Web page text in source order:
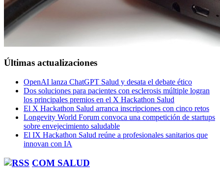
Últimas actualizaciones
OpenAI lanza ChatGPT Salud y desata el debate ético
Dos soluciones para pacientes con esclerosis múltiple logran
los principales premios en el X Hackathon Salud
El X Hackathon Salud arranca inscripciones con cinco retos
Longevity World Forum convoca una competición de startups
sobre envejecimiento saludable
El IX Hackathon Salud reúne a profesionales sanitarios que
innovan con IA
COM SALUD